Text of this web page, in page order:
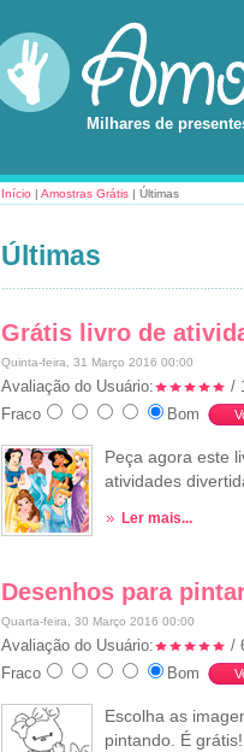
Milhares de
Início | Amostras Grátis| Últimas
Últimas
Grátis livro de
Quinta-feira, 31 Março 2016 00:00
Avaliação do Usuário:
/
Fraco
Bom
Peça agora este
atividades
Ler mais...
Desenhos para
Quarta-feira, 30 Março 2016 00:00
Avaliação do Usuário:
/
Fraco
Bom
Escolha as
pintando. É grátis!